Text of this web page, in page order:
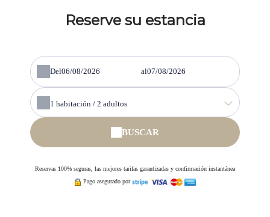
Reserve su estancia
Del al
1 habitación / 2 adultos
BUSCAR
Reservas 100% seguras, las mejores tarifas garantizadas y confirmación instantánea
Pago asegurado por